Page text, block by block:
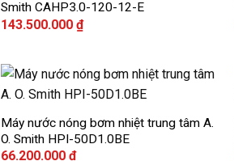
Smith CAHP3.0-120-12-E
143.500.000₫
+
Máy nước nóng bơm nhiệt trung tâm A.
O. Smith HPI-50D1.0BE
66.200.000₫